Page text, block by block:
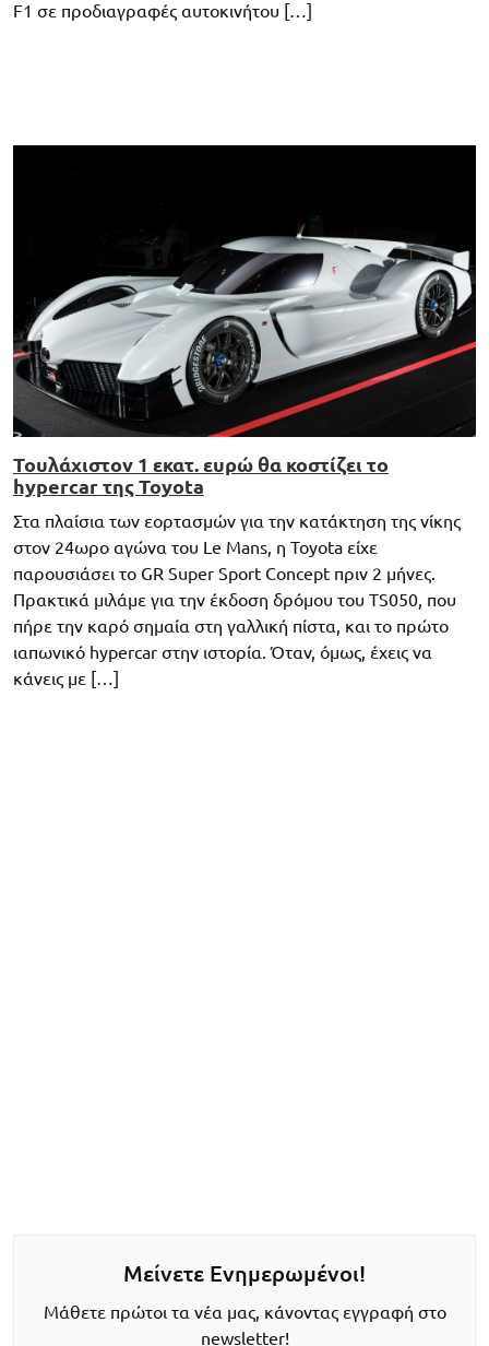
F1 σε προδιαγραφές αυτοκινήτου […]
Toυλάχιστον 1 εκατ. ευρώ θα κοστίζει το
hypercar της Toyota
Στα πλαίσια των εορτασμών για την κατάκτηση της νίκης
στον 24ωρο αγώνα του Le Mans, η Toyota είχε
παρουσιάσει το GR Super Sport Concept πριν 2 μήνες.
Πρακτικά μιλάμε για την έκδοση δρόμου του TS050, που
πήρε την καρό σημαία στη γαλλική πίστα, και το πρώτο
ιαπωνικό hypercar στην ιστορία. Όταν, όμως, έχεις να
κάνεις με […]
Μείνετε Ενημερωμένοι!
Μάθετε πρώτοι τα νέα μας, κάνοντας εγγραφή στο
newsletter!